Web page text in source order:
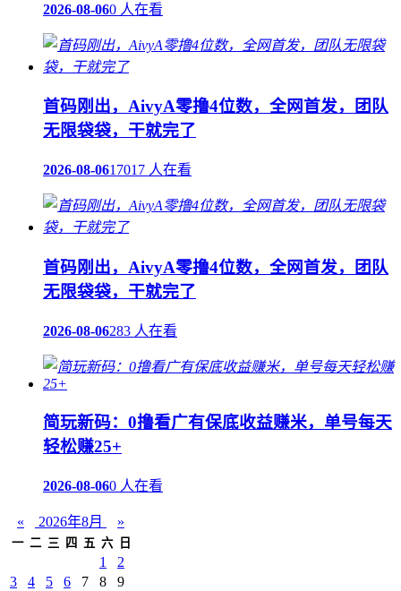
2026-08-060 人在看
首码刚出，AivyA零撸4位数，全网首发，团队
无限袋袋，干就完了
2026-08-0617017 人在看
首码刚出，AivyA零撸4位数，全网首发，团队
无限袋袋，干就完了
2026-08-06283 人在看
简玩新码：0撸看广有保底收益赚米，单号每天
轻松赚25+
2026-08-060 人在看
« 2026年8月 »
一 二 三 四 五 六 日
1
2
3
4 5 6 7 8
9